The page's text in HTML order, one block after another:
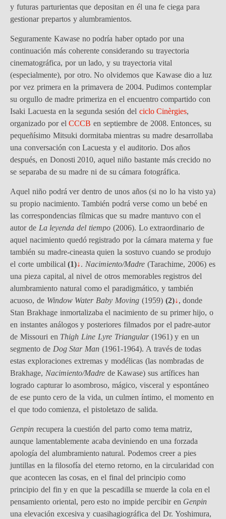
y futuras parturientas que depositan en él una fe ciega para
gestionar prepartos y alumbramientos.
Seguramente Kawase no podría haber optado por una
continuación más coherente considerando su trayectoria
cinematográfica, por un lado, y su trayectoria vital
(especialmente), por otro. No olvidemos que Kawase dio a luz
por vez primera en la primavera de 2004. Pudimos contemplar
su orgullo de madre primeriza en el encuentro compartido con
Isaki Lacuesta en la segunda sesión del ciclo Cinèrgies,
organizado por elCCCB en septiembre de 2008. Entonces, su
pequeñísimo Mitsuki dormitaba mientras su madre desarrollaba
una conversación con Lacuesta y el auditorio. Dos años
después, en Donosti 2010, aquel niño bastante más crecido no
se separaba de su madre ni de su cámara fotográfica.
Aquel niño podrá ver dentro de unos años (si no lo ha visto ya)
su propio nacimiento. También podrá verse como un bebé en
las correspondencias fílmicas que su madre mantuvo con el
autor de La leyenda del tiempo (2006). Lo extraordinario de
aquel nacimiento quedó registrado por la cámara materna y fue
también su madre-cineasta quien la sostuvo cuando se produjo
el corte umbilical (1)↓. Nacimiento/Madre (Tarachime, 2006) es
una pieza capital, al nivel de otros memorables registros del
alumbramiento natural como el paradigmático, y también
acuoso, de Window Water Baby Moving (1959) (2)↓, donde
Stan Brakhage inmortalizaba el nacimiento de su primer hijo, o
en instantes análogos y posteriores filmados por el padre-autor
de Missouri en Thigh Line Lyre Triangular(1961) y en un
segmento de Dog Star Man (1961-1964). A través de todas
estas exploraciones extremas y modélicas (las nombradas de
Brakhage, Nacimiento/Madrede Kawase) sus artífices han
logrado capturar lo asombroso, mágico, visceral y espontáneo
de ese punto cero de la vida, un culmen íntimo, el momento en
el que todo comienza, el pistoletazo de salida.
Genpin recupera la cuestión del parto como tema matriz,
aunque lamentablemente acaba deviniendo en una forzada
apología del alumbramiento natural. Podemos creer a pies
juntillas en la filosofía del eterno retorno, en la circularidad con
que acontecen las cosas, en el final del principio como
principio del fin y en que la pescadilla se muerde la cola en el
pensamiento oriental, pero esto no impide percibir en Genpin
una elevación excesiva y cuasihagiográfica del Dr. Yoshimura,